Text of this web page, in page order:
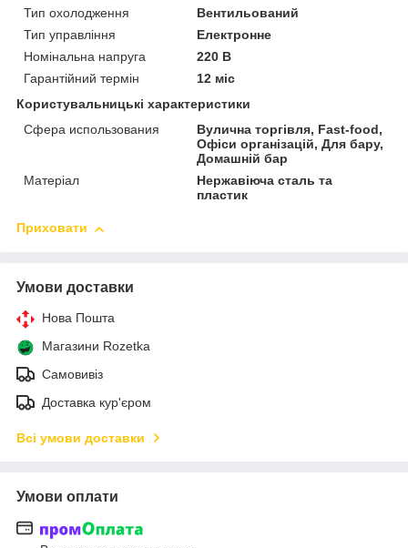
Тип охолодження
Вентильований
Тип управління
Електронне
Номінальна напруга
220 В
Гарантійний термін
12 міс
Користувальницькі характеристики
Сфера использования
Вулична торгівля, Fast-food,
Офіси організацій, Для бару,
Домашній бар
Матеріал
Нержавіюча сталь та
пластик
Приховати
Умови доставки
Нова Пошта
Магазини Rozetka
Самовивіз
Доставка кур'єром
Всі умови доставки
Умови оплати